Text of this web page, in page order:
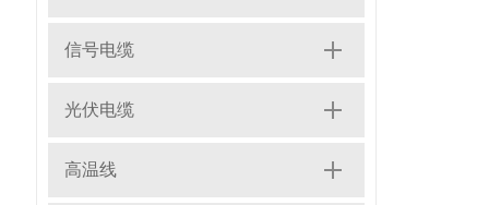
信号电缆
光伏电缆
高温线